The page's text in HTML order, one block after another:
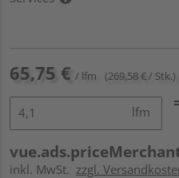
65,75 € / lfm (269,58 € / Stk.)
lfm
inkl. MwSt. zzgl.